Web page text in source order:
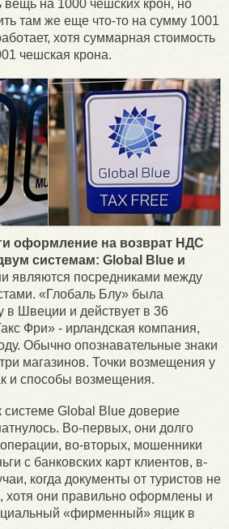
вещь на 1000 чешских крон, но
там же еще что-то на сумму 1001
хотя суммарная стоимость
чешская крона.
оформление на возврат НДС
системам: Global Blue и
являются посредниками между
«Глобаль Блу» была
в Швеции и действует в 36
Фри» - ирландская компания,
Обычно опознавательные знаки
магазинов. Точки возмещения у
и способы возмещения.
системе Global Blue доверие
Во-первых, они долго
во-вторых, мошенники
с банковских карт клиентов, в-
когда документы от туристов не
хотя они правильно оформлены и
«фирменный» ящик в